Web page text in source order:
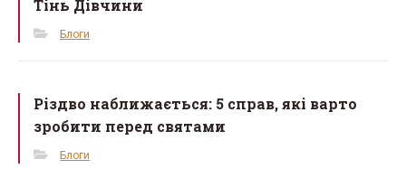
o
k
Тінь Дівчини
Блоги
Різдво наближається: 5 справ, які варто
зробити перед святами
Блоги